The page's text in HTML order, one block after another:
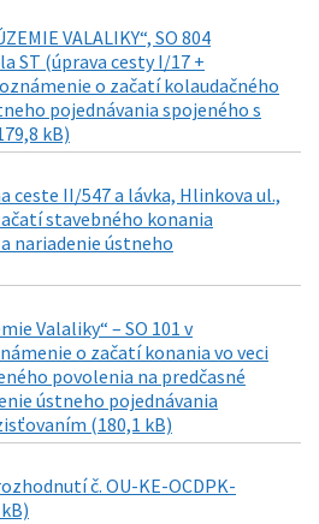
VALALIKY“, SO 804
ST (úprava cesty I/17 +
o začatí kolaudačného
pojednávania spojeného s
kB)
ceste II/547 a lávka, Hlinkova ul.,
stavebného konania
a nariadenie ústneho
Valaliky“ – SO 101 v
o začatí konania vo veci
povolenia na predčasné
ústneho pojednávania
(180,1 kB)
č. OU-KE-OCDPK-